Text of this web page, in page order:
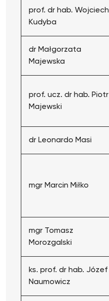
prof. dr hab. Wojciech
Kudyba
dr Małgorzata
Majewska
prof. ucz. dr hab. Piotr
Majewski
dr Leonardo Masi
mgr Marcin Miłko
mgr Tomasz
Morozgalski
ks. prof. dr hab. Józef
Naumowicz